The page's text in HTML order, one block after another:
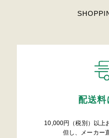
配送料
10,000円（税別）以上
但し、メーカー